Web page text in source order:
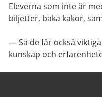
Eleverna som inte är
biljetter, baka kakor,
— Så de får också
kunskap och